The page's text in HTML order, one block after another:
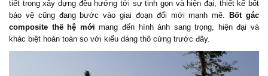
tiết trong xây dựng đều hướng tới sự tinh gọn và hiện đại, thiết kế bốt
bảo vệ cũng đang bước vào giai đoạn đổi mới mạnh mẽ.
Bốt gác
composite thế hệ mới mang đến hình ảnh sang trọng, hiện đại và
khác biệt hoàn toàn so với kiểu dáng thô cứng trước đây.